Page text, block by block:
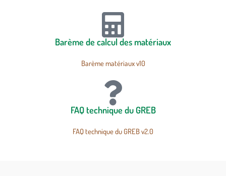
Barème de calcul des matériaux
Barème matériaux v10
FAQ technique du GREB
FAQ technique du GREB v2.0